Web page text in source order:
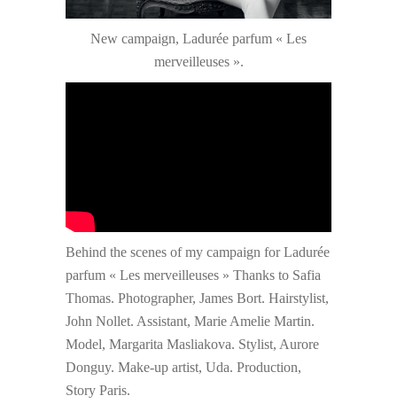
New campaign, Ladurée parfum « Les
merveilleuses ».
Behind the scenes of my campaign for Ladurée
parfum « Les merveilleuses » Thanks to Safia
Thomas. Photographer, James Bort. Hairstylist,
John Nollet. Assistant, Marie Amelie Martin.
Model, Margarita Masliakova. Stylist, Aurore
Donguy. Make-up artist, Uda. Production,
Story Paris.